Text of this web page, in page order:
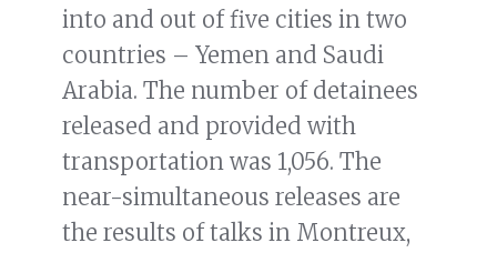
into and out of five cities in two
countries – Yemen and Saudi
Arabia. The number of detainees
released and provided with
transportation was 1,056. The
near-simultaneous releases are
the results of talks in Montreux,